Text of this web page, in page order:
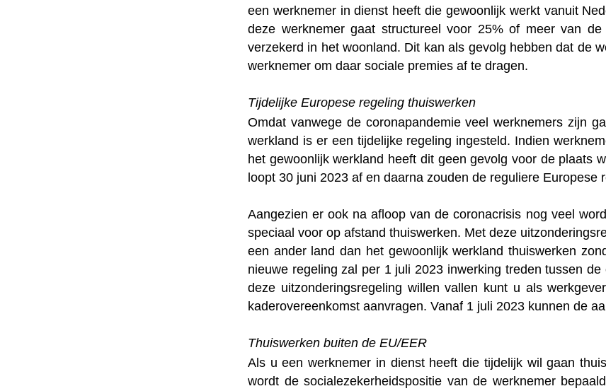
een werknemer in dienst heeft die gewoonlijk werkt vanuit
deze werknemer gaat structureel voor 25% of meer van
verzekerd in het woonland. Dit kan als gevolg hebben dat de
werknemer om daar sociale premies af te dragen.
Tijdelijke Europese regeling thuiswerken
Omdat vanwege de coronapandemie veel werknemers zijn
werkland is er een tijdelijke regeling ingesteld. Indien
het gewoonlijk werkland heeft dit geen gevolg voor de plaats
loopt 30 juni 2023 af en daarna zouden de reguliere
Aangezien er ook na afloop van de coronacrisis nog veel
speciaal voor op afstand thuiswerken. Met deze
een ander land dan het gewoonlijk werkland thuiswerken
nieuwe regeling zal per 1 juli 2023 inwerking treden tussen
deze uitzonderingsregeling willen vallen kunt u als
kaderovereenkomst aanvragen. Vanaf 1 juli 2023 kunnen de
Thuiswerken buiten de EU/EER
Als u een werknemer in dienst heeft die tijdelijk wil gaan
wordt de socialezekerheidspositie van de werknemer